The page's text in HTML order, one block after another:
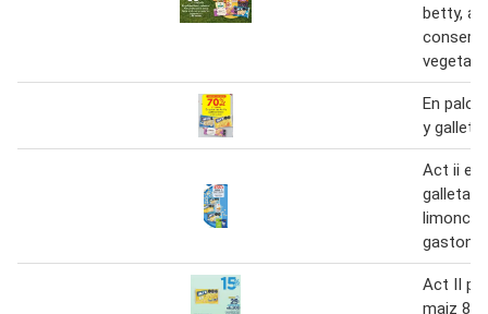
betty,
En
y
Act ii en
galletas
gastone
Act II
maiz 80